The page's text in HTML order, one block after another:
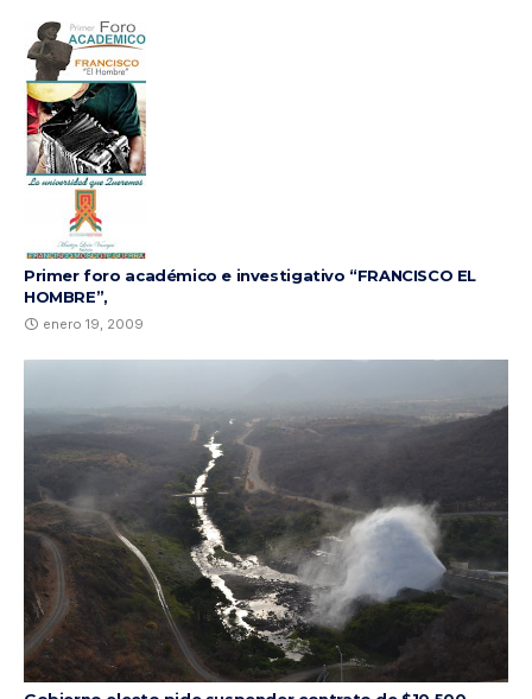
Primer foro académico e investigativo “FRANCISCO EL
HOMBRE”,
enero 19, 2009